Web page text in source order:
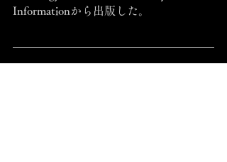
Informationから出版した。